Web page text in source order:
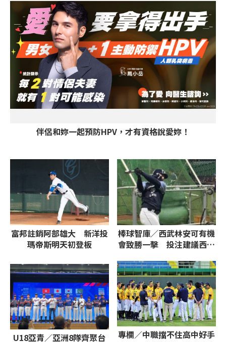
伴侶和妳一起預防HPV，才有資格說愛妳！
富邦註銷阿部雄大 新洋投
瑪帝斯明天初登板
棒球智庫／西武林安可有機
會致勝一擊 投注建議西武
U18亞青／亞洲8隊齊聚台
專欄／中職擋不住高中好手